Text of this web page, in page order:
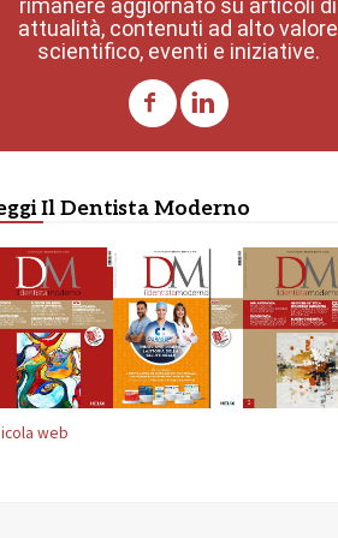
rimanere aggiornato su articoli di
attualità, contenuti ad alto valore
scientifico, eventi e iniziative.
Il Dentista Moderno
web